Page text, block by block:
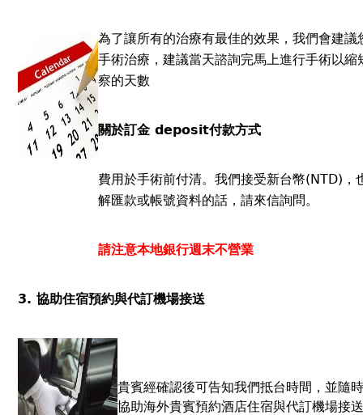
為了讓所有的治療有最佳的效果，我們會建
手術治療，建議當天諮詢完馬上進行手術以
察的天數
關於訂金 deposit付款方式
費用於手術前付清。我們接受新台幣(NTD)，
解匯款或帳號資料的話，請來信詢問。
請注意本地銀行週末不營業
3. 協助住宿預約與代訂機場接送
貴賓經確認後可告知我們抵台時間，並隨
協助海外貴賓預約酒店住宿與代訂機場接